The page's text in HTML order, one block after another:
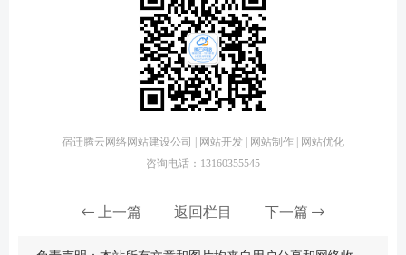
宿迁腾云网络网站建设公司 | 网站开发 | 网站制作 | 网站优化
咨询电话：13160355545
上一篇 返回栏目 下一篇